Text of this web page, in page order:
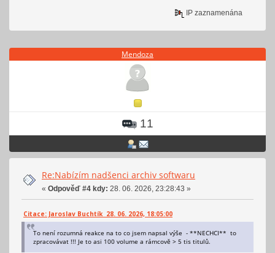
IP zaznamenána
Mendoza
11
Re:Nabízím nadšenci archiv softwaru
« Odpověď #4 kdy: 28. 06. 2026, 23:28:43 »
Citace: Jaroslav Buchtík 28. 06. 2026, 18:05:00
To není rozumná reakce na to co jsem napsal výše - **NECHCI** to
zpracovávat !!! Je to asi 100 volume a rámcově > 5 tis titulů.